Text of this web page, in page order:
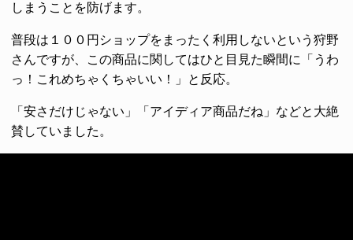
しまうことを防げます。
普段は１００円ショップをまったく利用しないという狩野
さんですが、この商品に関してはひと目見た瞬間に「うわ
っ！これめちゃくちゃいい！」と反応。
「安さだけじゃない」「アイディア商品だね」などと大絶
賛していました。